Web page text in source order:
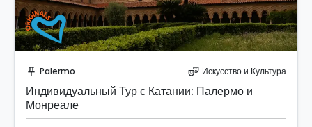
push_pin Palermo theater_comedy Искусство и Культура
Индивидуальный Тур с Катании: Палермо и
Монреале